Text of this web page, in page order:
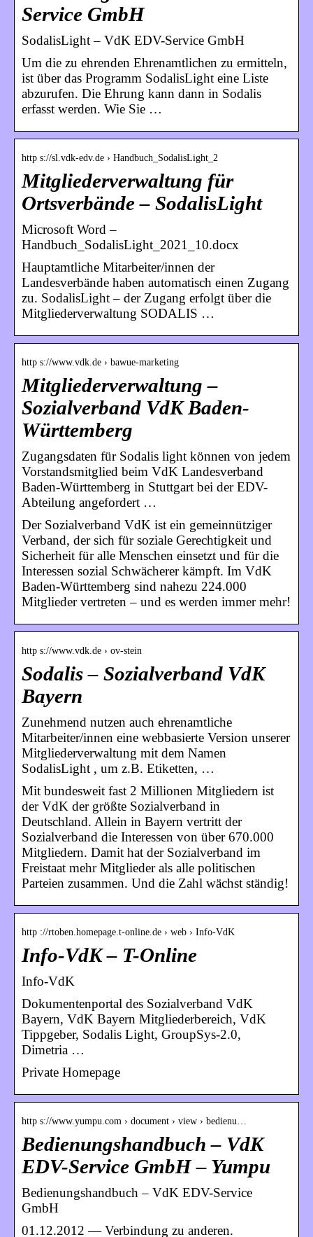
Service GmbH
SodalisLight – VdK EDV-Service GmbH
Um die zu ehrenden Ehrenamtlichen zu ermitteln,
ist über das Programm SodalisLight eine Liste
abzurufen. Die Ehrung kann dann in Sodalis
erfasst werden. Wie Sie …
http s://sl.vdk-edv.de › Handbuch_SodalisLight_2
Mitgliederverwaltung für
Ortsverbände – SodalisLight
Microsoft Word –
Handbuch_SodalisLight_2021_10.docx
Hauptamtliche Mitarbeiter/innen der
Landesverbände haben automatisch einen Zugang
zu. SodalisLight – der Zugang erfolgt über die
Mitgliederverwaltung SODALIS …
http s://www.vdk.de › bawue-marketing
Mitgliederverwaltung –
Sozialverband VdK Baden-
Württemberg
Zugangsdaten für Sodalis light können von jedem
Vorstandsmitglied beim VdK Landesverband
Baden-Württemberg in Stuttgart bei der EDV-
Abteilung angefordert …
Der Sozialverband VdK ist ein gemeinnütziger
Verband, der sich für soziale Gerechtigkeit und
Sicherheit für alle Menschen einsetzt und für die
Interessen sozial Schwächerer kämpft. Im VdK
Baden-Württemberg sind nahezu 224.000
Mitglieder vertreten – und es werden immer mehr!
http s://www.vdk.de › ov-stein
Sodalis – Sozialverband VdK
Bayern
Zunehmend nutzen auch ehrenamtliche
Mitarbeiter/innen eine webbasierte Version unserer
Mitgliederverwaltung mit dem Namen
SodalisLight , um z.B. Etiketten, …
Mit bundesweit fast 2 Millionen Mitgliedern ist
der VdK der größte Sozialverband in
Deutschland. Allein in Bayern vertritt der
Sozialverband die Interessen von über 670.000
Mitgliedern. Damit hat der Sozialverband im
Freistaat mehr Mitglieder als alle politischen
Parteien zusammen. Und die Zahl wächst ständig!
http ://rtoben.homepage.t-online.de › web › Info-VdK
Info-VdK – T-Online
Info-VdK
Dokumentenportal des Sozialverband VdK
Bayern, VdK Bayern Mitgliederbereich, VdK
Tippgeber, Sodalis Light, GroupSys-2.0,
Dimetria …
Private Homepage
http s://www.yumpu.com › document › view › bedienu…
Bedienungshandbuch – VdK
EDV-Service GmbH – Yumpu
Bedienungshandbuch – VdK EDV-Service
GmbH
01.12.2012 — Verbindung zu anderen.